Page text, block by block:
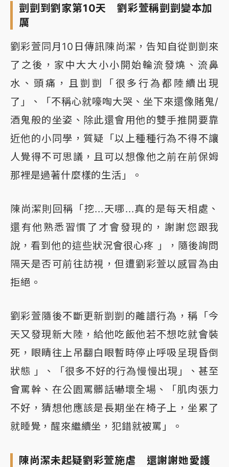
剴剴到劉家第10天 劉彩萱稱剴剴變本加
厲
劉彩萱同月10日傳訊陳尚潔，告知自從剴剴來
了之後，家中大大小小開始輪流發燒、流鼻
水、頭痛，且剴剴「很多行為都陸續出現
了」、「不稱心就嚎啕大哭、坐下來還像賭鬼/
酒鬼般的坐姿、除此還會用他的雙手推開要靠
近他的小同學，質疑「以上種種行為不得不讓
人覺得不可思議，且可以想像他之前在前保姆
那裡是過著什麼樣的生活」。
陳尚潔則回稱「挖...天哪...真的是每天相處、
還有他熟悉習慣了才會發現的，謝謝您跟我
說，看到他的這些狀況會很心疼 」，隨後詢問
隔天是否可前往訪視，但遭劉彩萱以感冒為由
拒絕。
劉彩萱隨後不斷更新剴剴的離譜行為，稱「今
天又發現新大陸，給他吃飯他若不想吃就會裝
死，眼睛往上吊翻白眼暫時停止呼吸呈現昏倒
狀態 」、「很多不好的行為慢慢出現」、甚至
會罵幹、在公園罵髒話嚇壞全場、「肌肉張力
不好，猜想他應該是長期坐在椅子上，坐累了
就睡覺，醒來繼續坐，犯錯就被罵」。
陳尚潔未起疑劉彩萱施虐 還謝謝她愛護